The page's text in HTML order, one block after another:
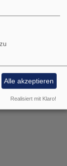
Alle akzeptieren
Realisiert mit Klaro!